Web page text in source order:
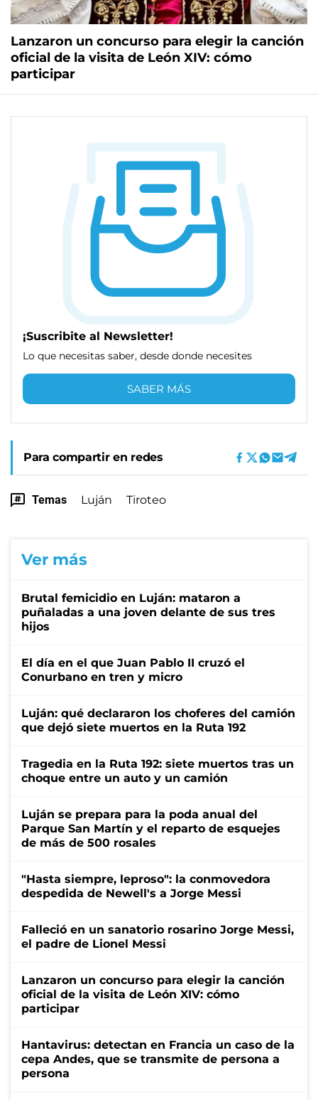
Lanzaron un concurso para elegir la canción
oficial de la visita de León XIV: cómo
participar
¡Suscribite al Newsletter!
Lo que necesitas saber, desde donde necesites
SABER MÁS
Para compartir en redes
Temas Luján Tiroteo
Ver más
Brutal femicidio en Luján: mataron a
puñaladas a una joven delante de sus tres
hijos
El día en el que Juan Pablo II cruzó el
Conurbano en tren y micro
Luján: qué declararon los choferes del camión
que dejó siete muertos en la Ruta 192
Tragedia en la Ruta 192: siete muertos tras un
choque entre un auto y un camión
Luján se prepara para la poda anual del
Parque San Martín y el reparto de esquejes
de más de 500 rosales
"Hasta siempre, leproso": la conmovedora
despedida de Newell's a Jorge Messi
Falleció en un sanatorio rosarino Jorge Messi,
el padre de Lionel Messi
Lanzaron un concurso para elegir la canción
oficial de la visita de León XIV: cómo
participar
Hantavirus: detectan en Francia un caso de la
cepa Andes, que se transmite de persona a
persona